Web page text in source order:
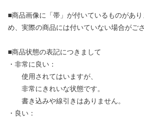
■商品画像に「帯」が付いているものがあ
め、実際の商品には付いていない場合がござ
■商品状態の表記につきまして
・非常に良い：
使用されてはいますが、
非常にきれいな状態です。
書き込みや線引きはありません。
・良い：